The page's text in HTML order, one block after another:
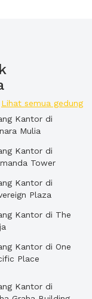
Lihat semua gedung
Kantor di
Mulia
Kantor di
Tower
Kantor di
Plaza
Kantor di The
Kantor di One
Place
Kantor di